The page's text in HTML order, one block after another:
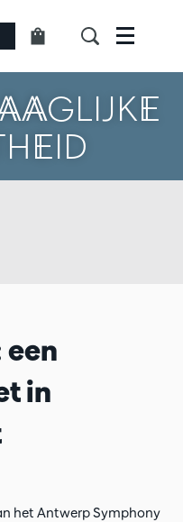
Menu
in
het Antwerp Symphony